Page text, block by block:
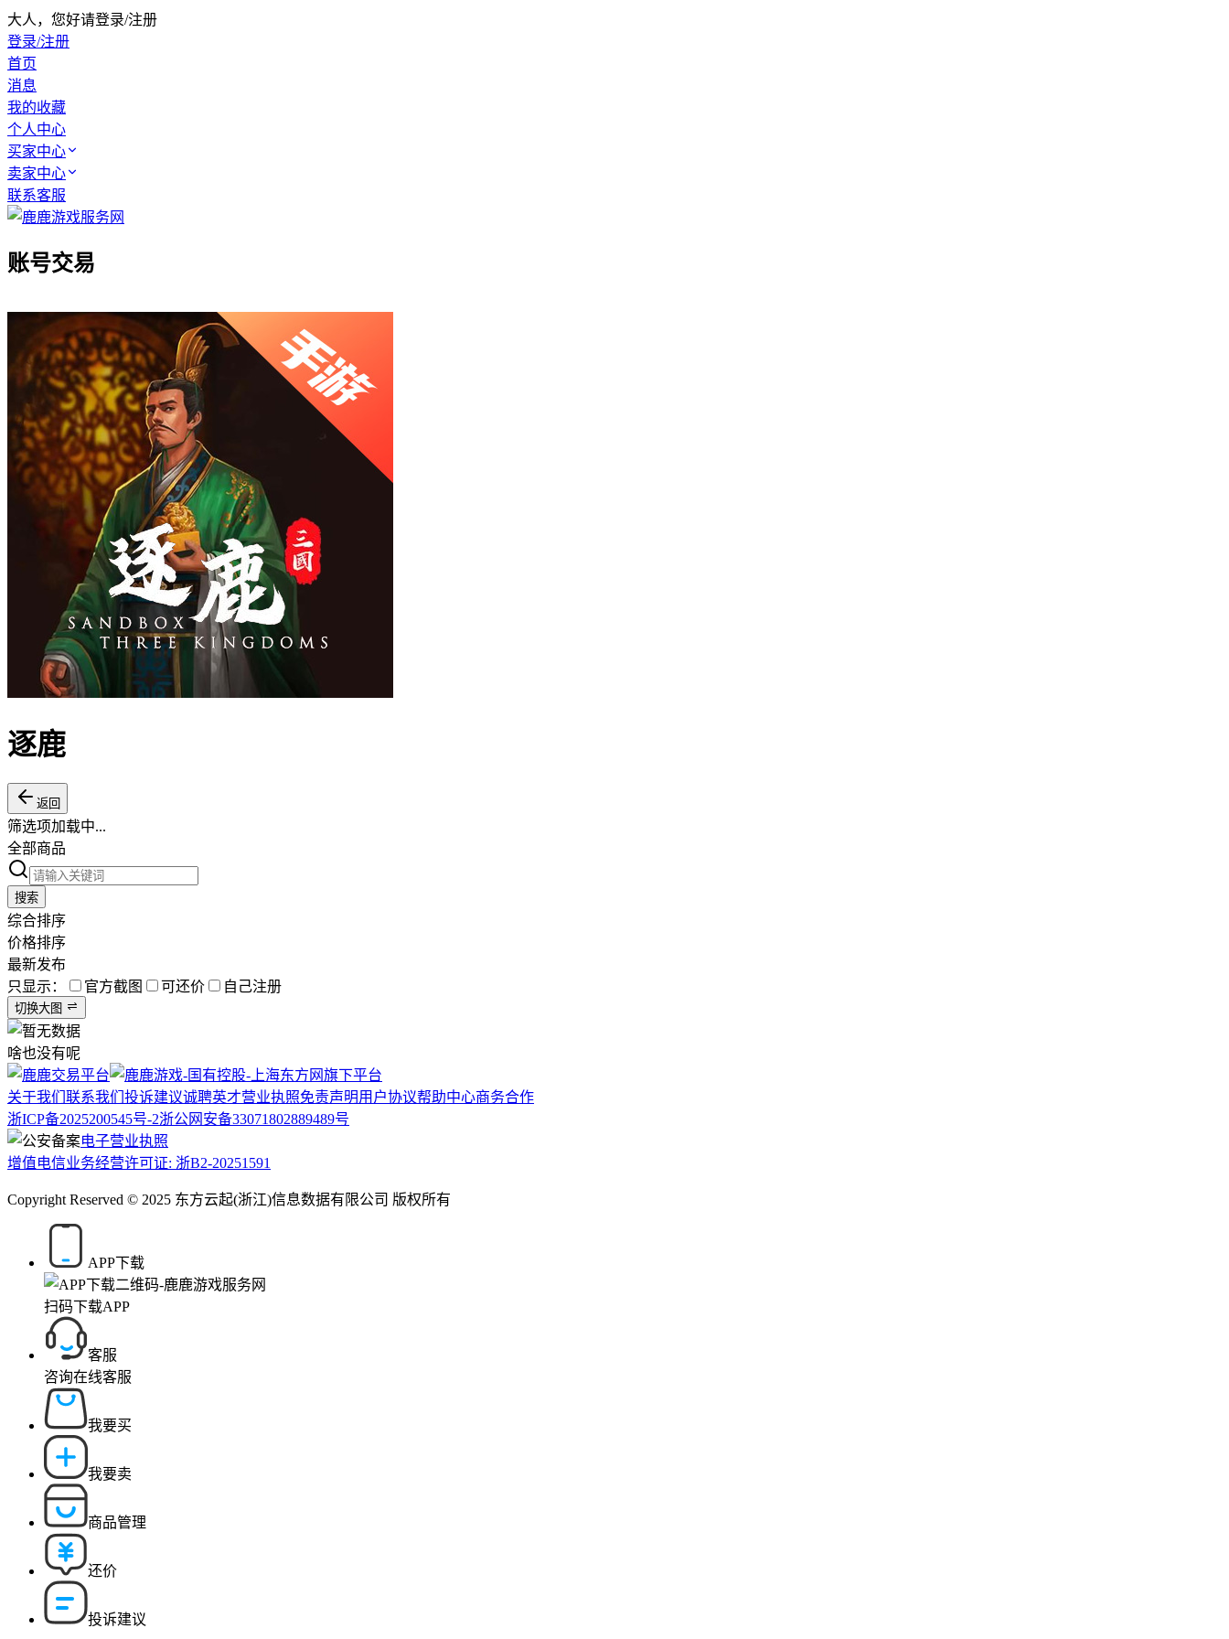
大人，您好请登录/注册
登录/注册
首页
消息
我的收藏
个人中心
买家中心
卖家中心
联系客服
账号交易
逐鹿
返回
筛选项加载中...
全部商品
搜索
综合排序
价格排序
最新发布
只显示：
官方截图 可还价 自己注册
切换大图
啥也没有呢
关于我们 联系我们 投诉建议诚聘英才营业执照免责声明用户协议帮助中心商务合作
浙ICP备2025200545号-2浙公网安备33071802889489号
电子营业执照
增值电信业务经营许可证: 浙B2-20251591
Copyright Reserved © 2025 东方云起(浙江)信息数据有限公司 版权所有
APP下载
扫码下载APP
客服
咨询在线客服
我要买
我要卖
商品管理
还价
投诉建议